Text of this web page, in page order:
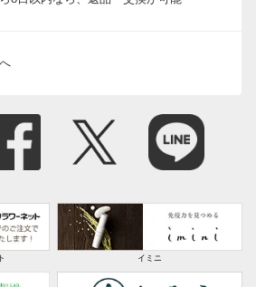
イミニ